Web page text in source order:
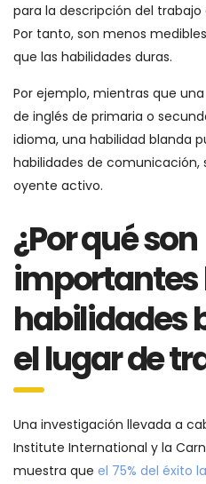
para la descripción del
Por tanto, son menos
que las habilidades duras.
Por ejemplo, mientras que
de inglés de primaria o
idioma, una habilidad blanda
habilidades de comunicación,
oyente activo.
¿Por qué son
importantes
habilidades
el lugar de
Una investigación llevada a
Institute International y la
muestra que el 75% del éxito